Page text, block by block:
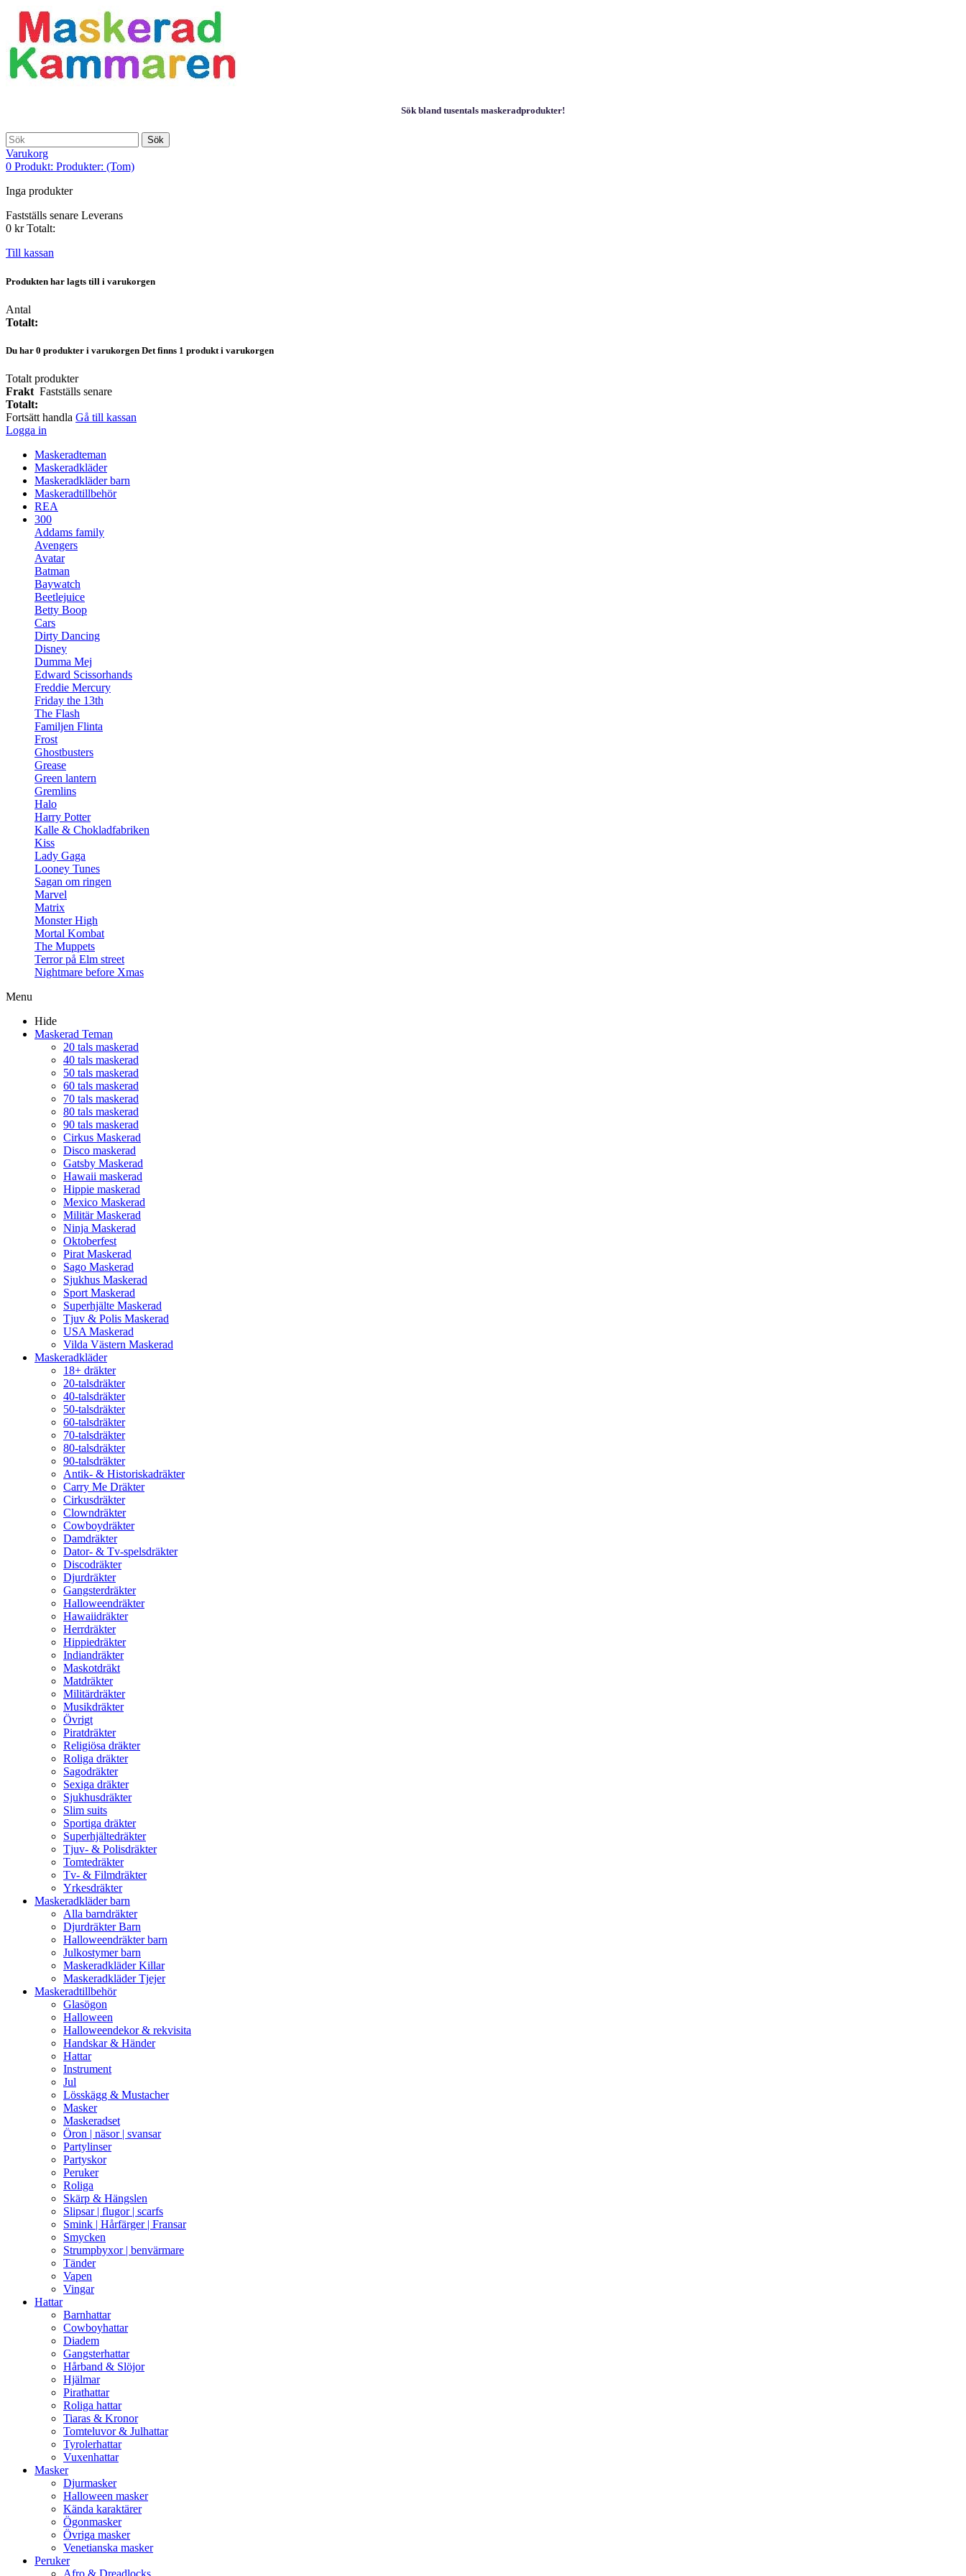
Sök bland tusentals maskeradprodukter!
Sök
Varukorg
0 Produkt: Produkter: (Tom)
Inga produkter
Fastställs senare Leverans
0 kr Totalt:
Till kassan
Produkten har lagts till i varukorgen
Antal
Totalt:
Du har 0 produkter i varukorgen Det finns 1 produkt i varukorgen
Totalt produkter
Frakt Fastställs senare
Totalt:
Fortsätt handla Gå till kassan
Logga in
Maskeradteman
Maskeradkläder
Maskeradkläder barn
Maskeradtillbehör
REA
300
Addams family
Avengers
Avatar
Batman
Baywatch
Beetlejuice
Betty Boop
Cars
Dirty Dancing
Disney
Dumma Mej
Edward Scissorhands
Freddie Mercury
Friday the 13th
The Flash
Familjen Flinta
Frost
Ghostbusters
Grease
Green lantern
Gremlins
Halo
Harry Potter
Kalle & Chokladfabriken
Kiss
Lady Gaga
Looney Tunes
Sagan om ringen
Marvel
Matrix
Monster High
Mortal Kombat
The Muppets
Terror på Elm street
Nightmare before Xmas
Menu
Hide
Maskerad Teman
20 tals maskerad
40 tals maskerad
50 tals maskerad
60 tals maskerad
70 tals maskerad
80 tals maskerad
90 tals maskerad
Cirkus Maskerad
Disco maskerad
Gatsby Maskerad
Hawaii maskerad
Hippie maskerad
Mexico Maskerad
Militär Maskerad
Ninja Maskerad
Oktoberfest
Pirat Maskerad
Sago Maskerad
Sjukhus Maskerad
Sport Maskerad
Superhjälte Maskerad
Tjuv & Polis Maskerad
USA Maskerad
Vilda Västern Maskerad
Maskeradkläder
18+ dräkter
20-talsdräkter
40-talsdräkter
50-talsdräkter
60-talsdräkter
70-talsdräkter
80-talsdräkter
90-talsdräkter
Antik- & Historiskadräkter
Carry Me Dräkter
Cirkusdräkter
Clowndräkter
Cowboydräkter
Damdräkter
Dator- & Tv-spelsdräkter
Discodräkter
Djurdräkter
Gangsterdräkter
Halloweendräkter
Hawaiidräkter
Herrdräkter
Hippiedräkter
Indiandräkter
Maskotdräkt
Matdräkter
Militärdräkter
Musikdräkter
Övrigt
Piratdräkter
Religiösa dräkter
Roliga dräkter
Sagodräkter
Sexiga dräkter
Sjukhusdräkter
Slim suits
Sportiga dräkter
Superhjältedräkter
Tjuv- & Polisdräkter
Tomtedräkter
Tv- & Filmdräkter
Yrkesdräkter
Maskeradkläder barn
Alla barndräkter
Djurdräkter Barn
Halloweendräkter barn
Julkostymer barn
Maskeradkläder Killar
Maskeradkläder Tjejer
Maskeradtillbehör
Glasögon
Halloween
Halloweendekor & rekvisita
Handskar & Händer
Hattar
Instrument
Jul
Lösskägg & Mustacher
Masker
Maskeradset
Öron | näsor | svansar
Partylinser
Partyskor
Peruker
Roliga
Skärp & Hängslen
Slipsar | flugor | scarfs
Smink | Hårfärger | Fransar
Smycken
Strumpbyxor | benvärmare
Tänder
Vapen
Vingar
Hattar
Barnhattar
Cowboyhattar
Diadem
Gangsterhattar
Hårband & Slöjor
Hjälmar
Pirathattar
Roliga hattar
Tiaras & Kronor
Tomteluvor & Julhattar
Tyrolerhattar
Vuxenhattar
Masker
Djurmasker
Halloween masker
Kända karaktärer
Ögonmasker
Övriga masker
Venetianska masker
Peruker
Afro & Dreadlocks